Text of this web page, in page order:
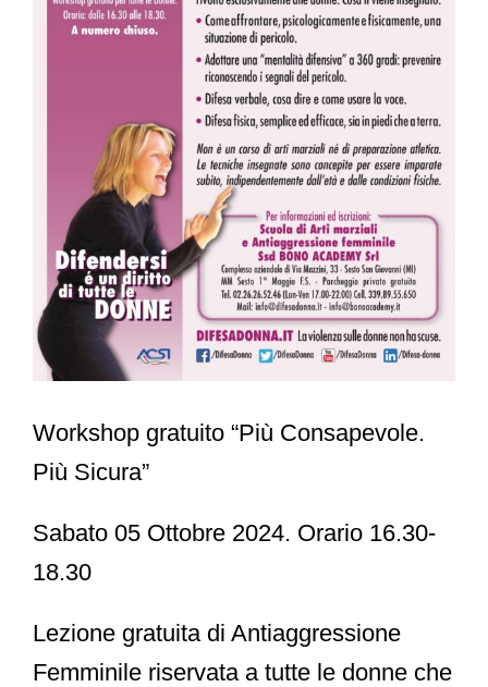
Workshop gratuito “Più Consapevole.
Più Sicura”
Sabato 05 Ottobre 2024. Orario 16.30-
18.30
Lezione gratuita di Antiaggressione
Femminile riservata a tutte le donne che